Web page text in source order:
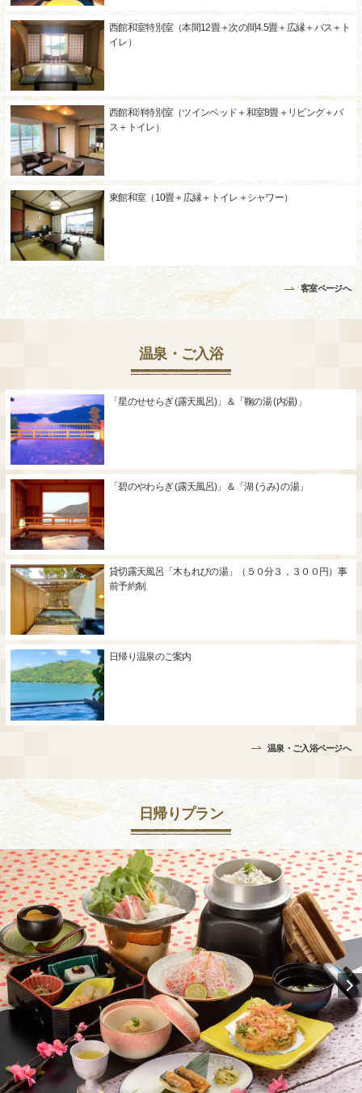
西館和室特別室（本間12畳＋次の間4.5畳＋広縁＋バス＋ト
イレ）
西館和洋特別室（ツインベッド＋和室8畳＋リビング＋バ
ス＋トイレ）
東館和室（10畳＋広縁＋トイレ＋シャワー）
客室ページへ
温泉・ご入浴
「星のせせらぎ (露天風呂)」＆「鞠の湯 (内湯)」
「碧のやわらぎ (露天風呂)」＆「湖 (うみ) の湯」
貸切露天風呂「木もれびの湯」（５０分３，３００円）事
前予約制
日帰り温泉のご案内
温泉・ご入浴ページへ
日帰りプラン